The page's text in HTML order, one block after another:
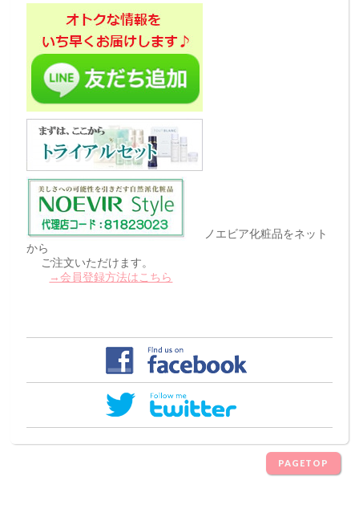
ノエビア化粧品をネット
から
ご注文いただけます。
→会員登録方法はこちら
PAGETOP